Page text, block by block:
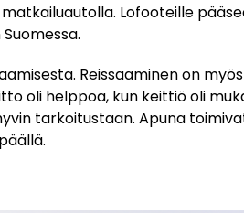
Lofooteille
Reissaaminen on
oli helppoa, kun keittiö oli
tarkoitustaan. Apuna